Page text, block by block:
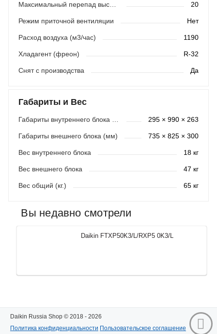
Максимальный перепад высот (м) 20
Режим приточной вентиляции Нет
Расход воздуха (м3/час) 1190
Хладагент (фреон) R-32
Снят с производства Да
Габариты и Вес
295 × 990 × 263
Габариты внешнего блока (мм) 735 × 825 × 300
Вес внутреннего блока 18 кг
Вес внешнего блока 47 кг
Вес общий (кг.) 65 кг
Вы недавно смотрели
Daikin FTXP50K3/L/RXP5 0K3/L
Daikin Russia Shop © 2018 - 2026
Политика конфиденциальности Пользовательское соглашение